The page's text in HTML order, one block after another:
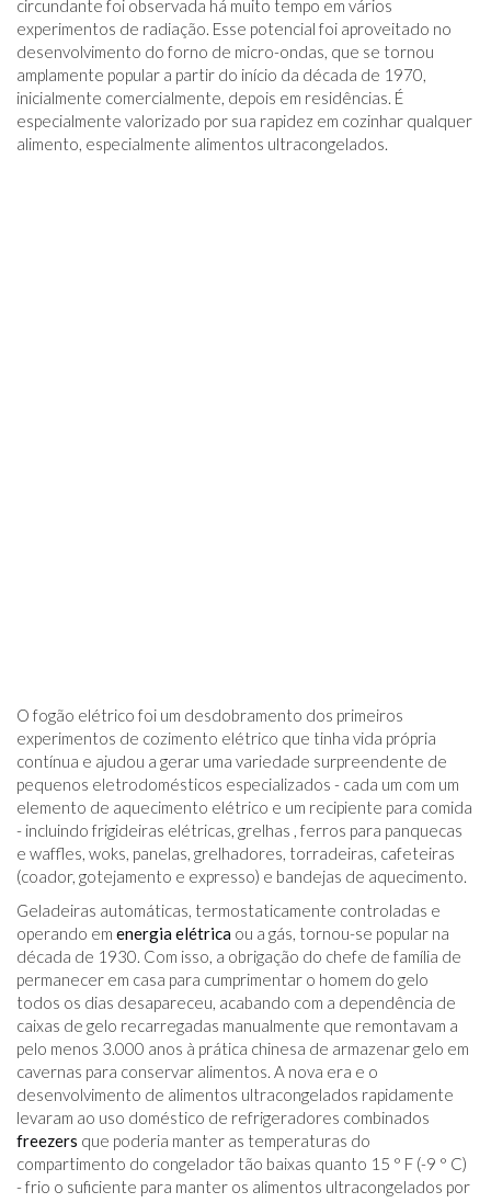
circundante foi observada há muito tempo em vários
experimentos de radiação. Esse potencial foi aproveitado no
desenvolvimento do forno de micro-ondas, que se tornou
amplamente popular a partir do início da década de 1970,
inicialmente comercialmente, depois em residências. É
especialmente valorizado por sua rapidez em cozinhar qualquer
alimento, especialmente alimentos ultracongelados.
O fogão elétrico foi um desdobramento dos primeiros
experimentos de cozimento elétrico que tinha vida própria
contínua e ajudou a gerar uma variedade surpreendente de
pequenos eletrodomésticos especializados - cada um com um
elemento de aquecimento elétrico e um recipiente para comida
- incluindo frigideiras elétricas, grelhas , ferros para panquecas
e waffles, woks, panelas, grelhadores, torradeiras, cafeteiras
(coador, gotejamento e expresso) e bandejas de aquecimento.
Geladeiras automáticas, termostaticamente controladas e
operando em energia elétrica ou a gás, tornou-se popular na
década de 1930. Com isso, a obrigação do chefe de família de
permanecer em casa para cumprimentar o homem do gelo
todos os dias desapareceu, acabando com a dependência de
caixas de gelo recarregadas manualmente que remontavam a
pelo menos 3.000 anos à prática chinesa de armazenar gelo em
cavernas para conservar alimentos. A nova era e o
desenvolvimento de alimentos ultracongelados rapidamente
levaram ao uso doméstico de refrigeradores combinados
freezers que poderia manter as temperaturas do
compartimento do congelador tão baixas quanto 15 ° F (-9 ° C)
- frio o suficiente para manter os alimentos ultracongelados por